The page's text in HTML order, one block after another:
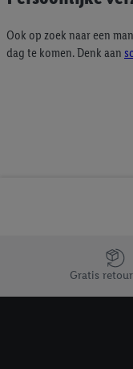
Ook op zoek naar een
dag te komen. Denk aan
Jouw voordelen bij
Gratis